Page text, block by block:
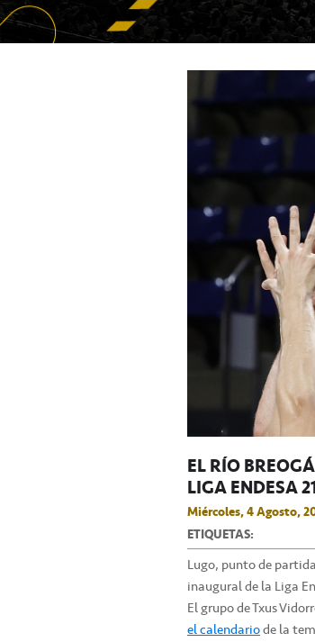
EL RÍO
LIGA ENDESA
Miércoles, 4 Agosto,
ETIQUETAS:
Lugo, punto de
inaugural de la Liga
El grupo de Txus
el calendariode la